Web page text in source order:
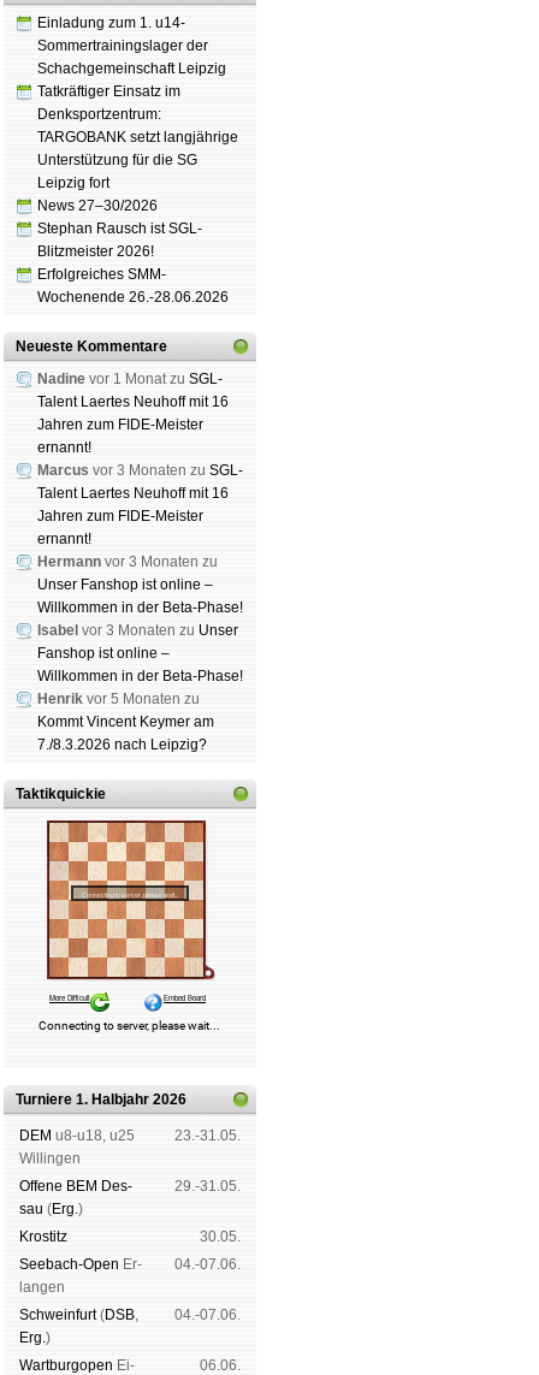
Einladung zum 1. u14-
Sommertrainingslager der
Schachgemeinschaft Leipzig
Tatkräftiger Einsatz im
Denksportzentrum:
TARGOBANK setzt langjährige
Unterstützung für die SG
Leipzig fort
News 27–30/2026
Stephan Rausch ist SGL-
Blitzmeister 2026!
Erfolgreiches SMM-
Wochenende 26.-28.06.2026
Neueste Kommentare
Nadine vor 1 Monat zu SGL-
Talent Laertes Neuhoff mit 16
Jahren zum FIDE-Meister
ernannt!
Marcus vor 3 Monaten zu SGL-
Talent Laertes Neuhoff mit 16
Jahren zum FIDE-Meister
ernannt!
Hermann vor 3 Monaten zu
Unser Fanshop ist online –
Willkommen in der Beta-Phase!
Isabel vor 3 Monaten zu Unser
Fanshop ist online –
Willkommen in der Beta-Phase!
Henrik vor 5 Monaten zu
Kommt Vincent Keymer am
7./8.3.2026 nach Leipzig?
Taktikquickie
Turniere 1. Halbjahr 2026
DEM u8-u18, u25
Wil­lin­gen
23.-31.05.
Offene BEM Des­
sau (Erg.)
29.-31.05.
Kros­titz
30.05.
See­bach-Open Er­
lan­gen
04.-07.06.
Schwein­furt(DSB,
Erg.)
04.-07.06.
Wart­burg­open Ei­
06.06.